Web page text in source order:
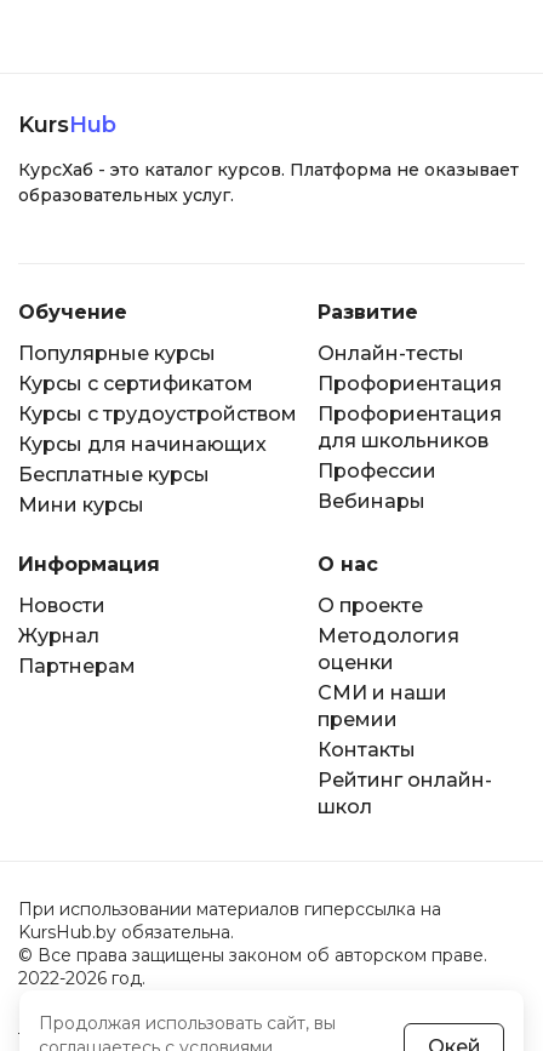
KursHub
КурсХаб - это каталог курсов. Платформа не оказывает
образовательных услуг.
Обучение
Популярные курсы
Курсы с сертификатом
Курсы с трудоустройством
Курсы для начинающих
Бесплатные курсы
Мини курсы
Развитие
Онлайн-тесты
Профориентация
Профориентация
для школьников
Профессии
Вебинары
Информация
Новости
Журнал
Партнерам
О нас
О проекте
Методология
оценки
СМИ и наши
премии
Контакты
Рейтинг онлайн-
школ
При использовании материалов гиперссылка на
KursHub.by обязательна.
© Все права защищены законом об авторском праве.
2022-2026 год.
Пользовательское соглашение
Продолжая использовать сайт, вы